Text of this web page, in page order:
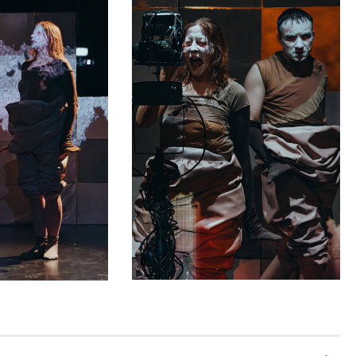
durch. Dabei entdecken sie Brüche
Utopie noch Erlösung bereithält.
Stroboskop-Effekte zum
Vorstellung stattfindet, ist über einen
Es stehen vier Rollstuhlplätze zur
mit dem Sennheiser